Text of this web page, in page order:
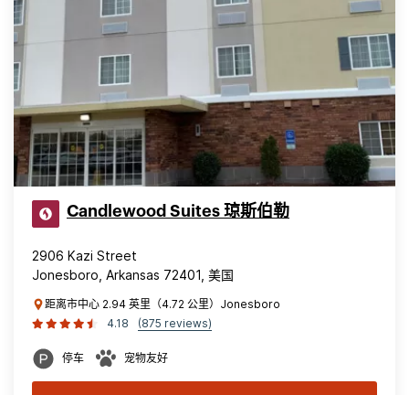
Candlewood Suites 琼斯伯勒
2906 Kazi Street
Jonesboro, Arkansas 72401, 美国
距离市中心 2.94 英里（4.72 公里）Jonesboro
4.18
(875 reviews)
停车 宠物友好